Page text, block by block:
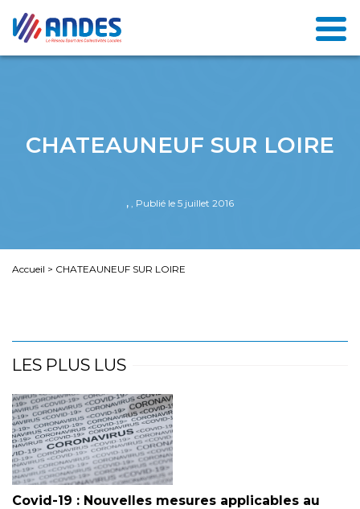
CHATEAUNEUF SUR LOIRE
, , Publié le 5 juillet 2016
Accueil > CHATEAUNEUF SUR LOIRE
LES PLUS LUS
Covid-19 : Nouvelles mesures applicables au